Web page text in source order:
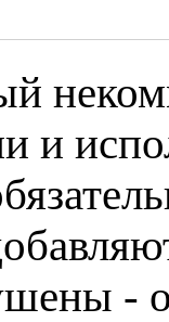
и
-